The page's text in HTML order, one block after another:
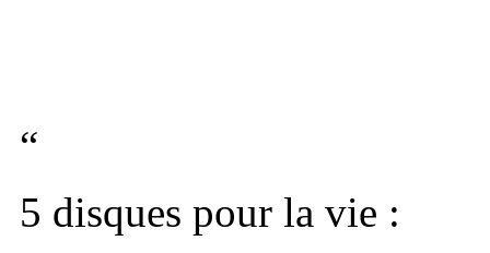
“
5 disques pour la vie :